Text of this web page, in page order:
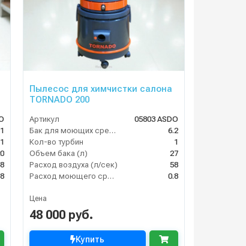
1
Пылесос для химчистки салона
TORNADO 200
Артикул
05803 ASDO
Бак для моющих средств
6.2
Кол-во турбин
1
Объем бака (л)
27
Расход воздуха (л/сек)
58
Расход моющего средства
0.8
Цена
48 000 руб.
Купить